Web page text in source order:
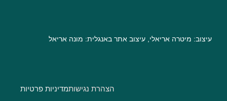
עיצוב: מיטרה אריאלי, עיצוב אתר באנגלית: מונה אריאל
מדיניות פרטיותהצהרת נגישות